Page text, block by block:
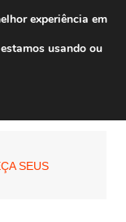
SEUS
experiência em
usando ou